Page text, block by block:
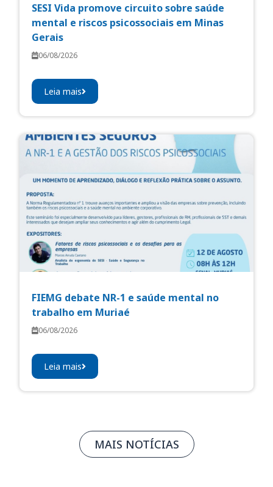
SESI Vida promove circuito sobre saúde
mental e riscos psicossociais em Minas
Gerais
06/08/2026
Leia mais
FIEMG debate NR-1 e saúde mental no
trabalho em Muriaé
06/08/2026
Leia mais
MAIS NOTÍCIAS